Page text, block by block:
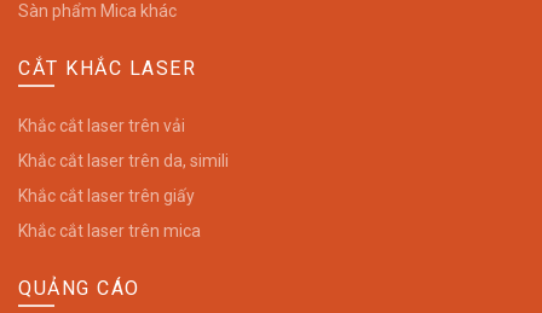
Sàn phẩm Mica khác
CẮT KHẮC LASER
Khắc cắt laser trên vải
Khắc cắt laser trên da, simili
Khắc cắt laser trên giấy
Khắc cắt laser trên mica
QUẢNG CÁO